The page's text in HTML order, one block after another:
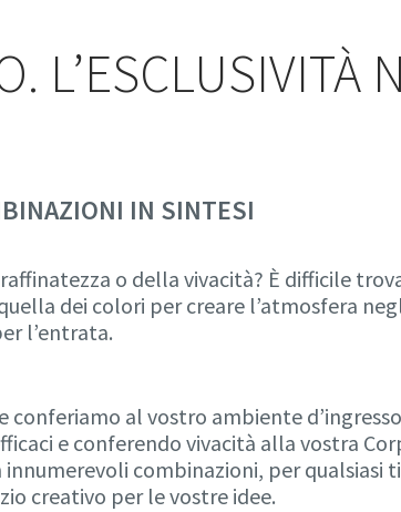
L’ESCLUSIVITÀ
IN SINTESI
o della vivacità? È difficile
dei colori per creare l’atmosfera
l’entrata.
al vostro ambiente
e conferendo vivacità alla vostra
combinazioni, per qualsiasi
creativo per le vostre idee.